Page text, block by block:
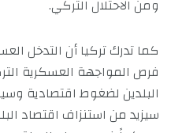
ومن الاحتلال التركي.
كما تدرك تركيا أن التدخل
فرص المواجهة العسكرية
البلدين لضغوط اقتصادية
سيزيد من استنزاف اقتصاد